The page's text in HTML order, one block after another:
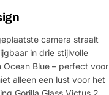
camera straalt
in drie stijlvolle
Blue – perfect voor
alleen een lust voor het
Gorilla Glass Victus 2